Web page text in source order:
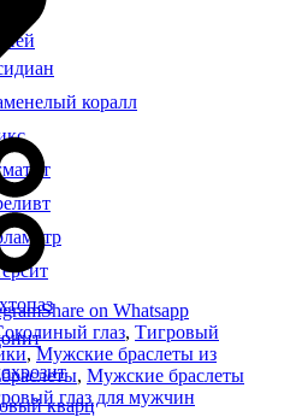
коралл
кварц
Share on Whatsapp
глаз, Тигровый
,Мужские браслеты из
, Мужские браслеты
глаз для мужчин